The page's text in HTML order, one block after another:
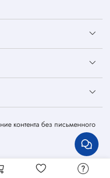
контента без письменного